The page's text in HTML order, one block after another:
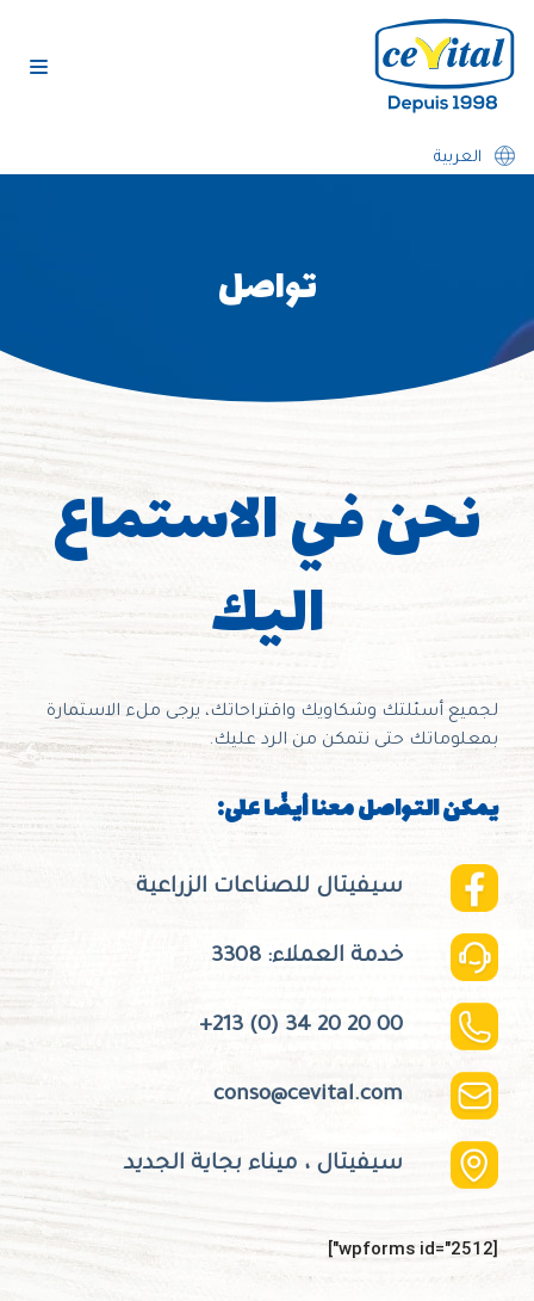
تخطى
إلى
العربية
تواصل
نحن في الاستماع
اليك
لجميع أسئلتك وشكاويك واقتراحاتك، يرجى ملء الاستمارة
بمعلوماتك حتى نتمكن من الرد عليك.
يمكن التواصل معنا أيضًا على:
سيفيتال للصناعات الزراعية
خدمة العملاء: 3308
+213 (0) 34 20 20 00
conso@cevital.com
سيفيتال ، ميناء بجاية الجديد
[wpforms id="2512"]